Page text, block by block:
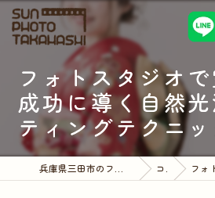
フォトスタジオ
成功に導く自然
ティングテクニ
兵庫県三田市のフォトスタジオならサンフォトタカハシ コラム フォトスタジ